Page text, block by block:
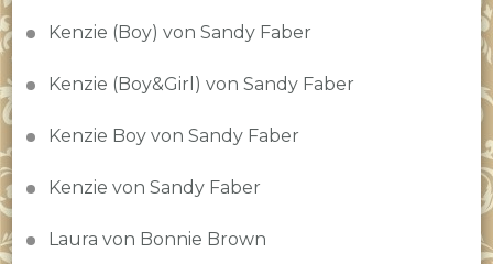
Kenzie (Boy) von Sandy Faber
Kenzie (Boy&Girl) von Sandy Faber
Kenzie Boy von Sandy Faber
Kenzie von Sandy Faber
Laura von Bonnie Brown